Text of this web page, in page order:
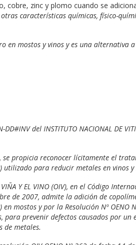
cobre, zinc y plomo cuando se
características químicas, físico-
en mostos y vinos y es una alternativa
del INSTITUTO NACIONAL DE
se propicia reconocer lícitamente el
para reducir metales en vinos y
VIÑA Y EL VINO (OIV), en el Código
de 2007, admite la adición de
mostos y por la Resolución Nº OENO
prevenir defectos causados por un
de metales.